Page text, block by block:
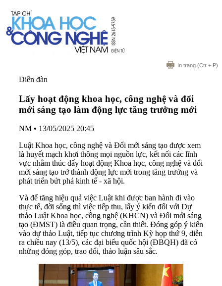
In trang (Ctr + P)
Diễn đàn
Lấy hoạt động khoa học, công nghệ và đổi
mới sáng tạo làm động lực tăng trưởng mới
NM • 13/05/2025 20:45
Luật Khoa học, công nghệ và Đổi mới sáng tạo được xem
là huyết mạch khơi thông mọi nguồn lực, kết nối các lĩnh
vực nhằm thúc đẩy hoạt động Khoa học, công nghệ và đổi
mới sáng tạo trở thành động lực mới trong tăng trưởng và
phát triển bứt phá kinh tế - xã hội.
Và để tăng hiệu quả việc Luật khi được ban hành đi vào
thực tế, đời sống thì việc tiếp thu, lấy ý kiến đối với Dự
thảo Luật Khoa học, công nghệ (KHCN) và Đổi mới sáng
tạo (ĐMST) là điều quan trọng, cần thiết. Đóng góp ý kiến
vào dự thảo Luật, tiếp tục chương trình Kỳ họp thứ 9, diễn
ra chiều nay (13/5), các đại biểu quốc hội (ĐBQH) đã có
những đóng góp, trao đổi, thảo luận sâu sắc.